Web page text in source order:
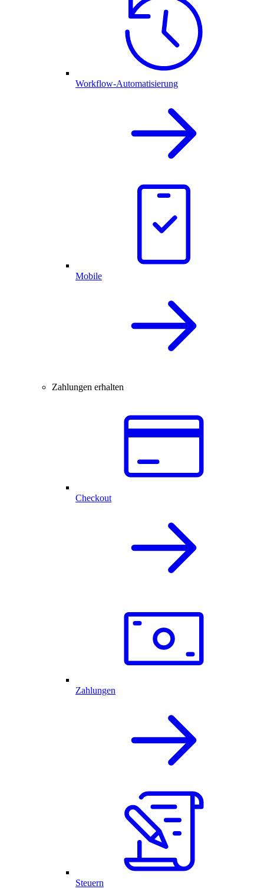
Workflow-Automatisierung
Mobile
Zahlungen erhalten
Checkout
Zahlungen
Steuern